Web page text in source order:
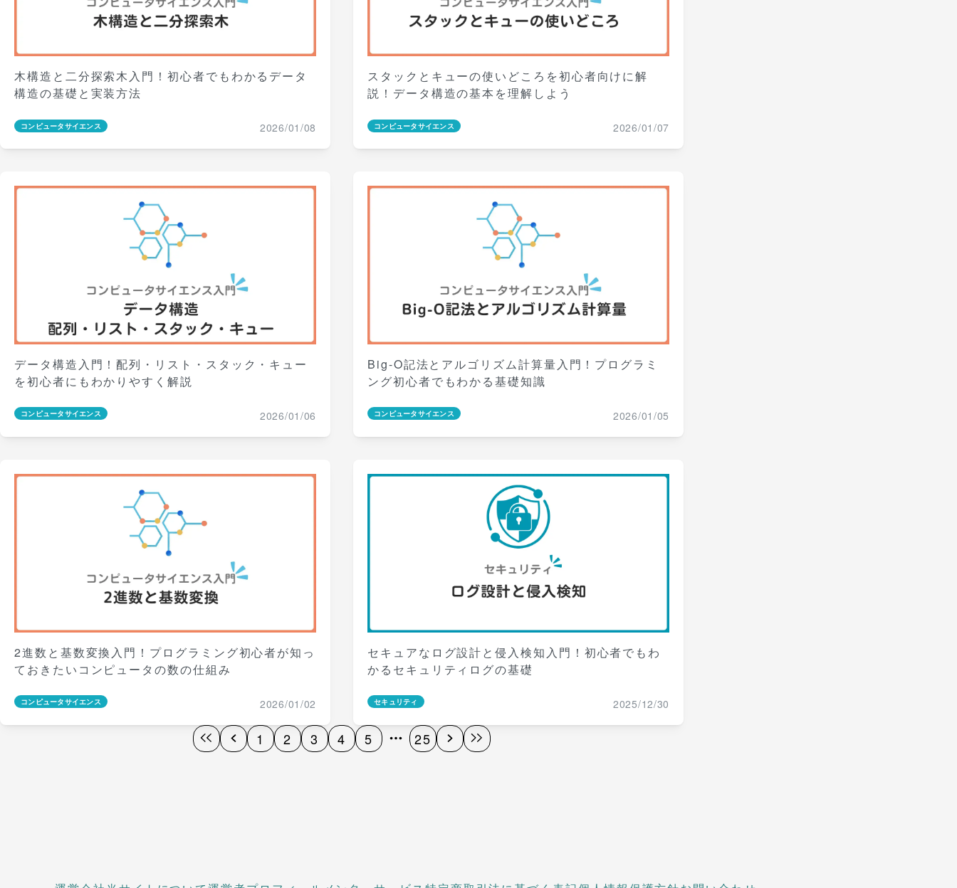
木構造と二分探索木入門！初心者でもわかるデータ
構造の基礎と実装方法
コンピュータサイエンス 2026/01/08
スタックとキューの使いどころを初心者向けに解
説！データ構造の基本を理解しよう
コンピュータサイエンス 2026/01/07
データ構造入門！配列・リスト・スタック・キュー
を初心者にもわかりやすく解説
コンピュータサイエンス 2026/01/06
Big-O記法とアルゴリズム計算量入門！プログラミ
ング初心者でもわかる基礎知識
コンピュータサイエンス 2026/01/05
2進数と基数変換入門！プログラミング初心者が知っ
ておきたいコンピュータの数の仕組み
コンピュータサイエンス 2026/01/02
セキュアなログ設計と侵入検知入門！初心者でもわ
かるセキュリティログの基礎
セキュリティ 2025/12/30
1 2 3 4 5 25